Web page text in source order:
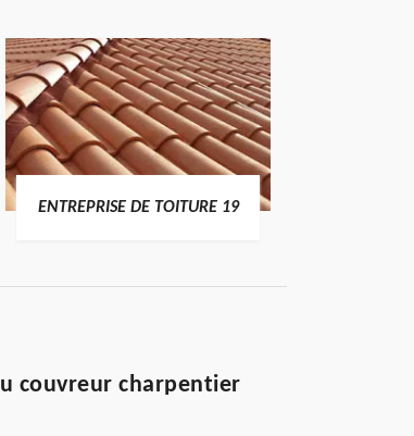
ENTREPRISE DE TOITURE 19
couvreur charpentier